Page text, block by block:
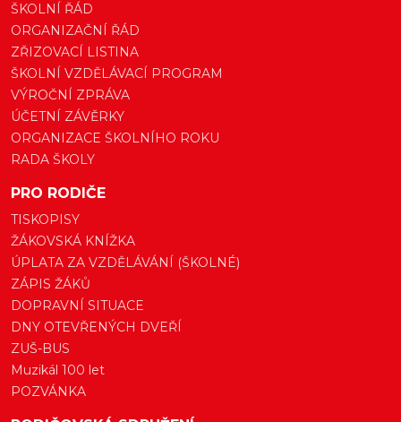
ŠKOLNÍ ŘÁD
ORGANIZAČNÍ ŘÁD
ZŘIZOVACÍ LISTINA
ŠKOLNÍ VZDĚLÁVACÍ PROGRAM
VÝROČNÍ ZPRÁVA
ÚČETNÍ ZÁVĚRKY
ORGANIZACE ŠKOLNÍHO ROKU
RADA ŠKOLY
PRO RODIČE
TISKOPISY
ŽÁKOVSKÁ KNÍŽKA
ÚPLATA ZA VZDĚLÁVÁNÍ (ŠKOLNÉ)
ZÁPIS ŽÁKŮ
DOPRAVNÍ SITUACE
DNY OTEVŘENÝCH DVEŘÍ
ZUŠ-BUS
Muzikál 100 let
POZVÁNKA